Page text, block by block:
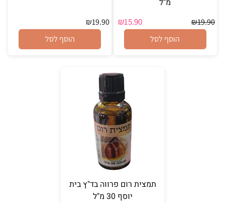
₪19.90
₪15.90
הוסף לסל
₪19.90
הוסף לסל
תמצית רום פרווה בד"ץ בית
יוסף 30 מ"ל